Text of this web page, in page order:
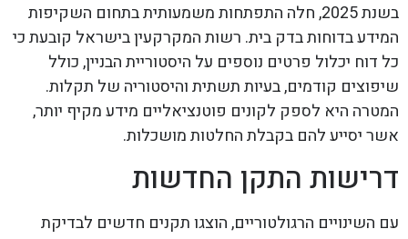
בשנת 2025, חלה התפתחות משמעותית בתחום השקיפות
המידע בדוחות בדק בית. רשות המקרקעין בישראל קובעת כי
כל דוח יכלול פרטים נוספים על היסטוריית הבניין, כולל
שיפוצים קודמים, בעיות תשתית והיסטוריה של תקלות.
המטרה היא לספק לקונים פוטנציאליים מידע מקיף יותר,
אשר יסייע להם בקבלת החלטות מושכלות.
דרישות התקן החדשות
עם השינויים הרגולטוריים, הוצגו תקנים חדשים לבדיקת